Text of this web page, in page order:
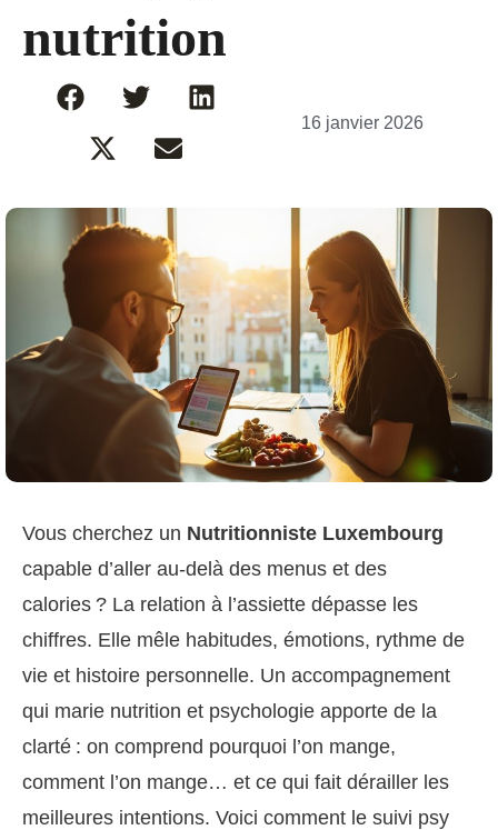
nutrition
16 janvier 2026
Vous cherchez un Nutritionniste Luxembourg
capable d’aller au-delà des menus et des
calories ? La relation à l’assiette dépasse les
chiffres. Elle mêle habitudes, émotions, rythme de
vie et histoire personnelle. Un accompagnement
qui marie nutrition et psychologie apporte de la
clarté : on comprend pourquoi l’on mange,
comment l’on mange… et ce qui fait dérailler les
meilleures intentions. Voici comment le suivi psy